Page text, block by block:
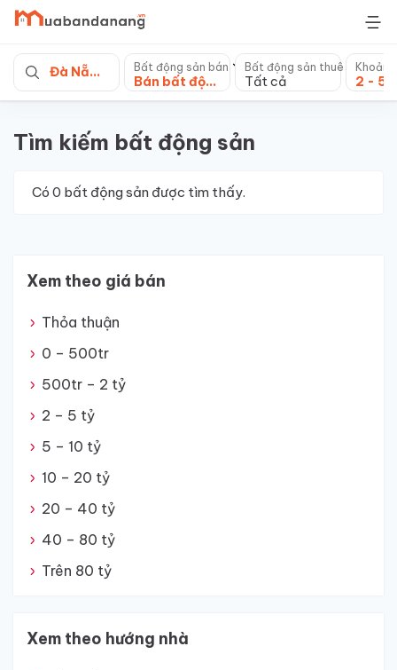
Skip
content
Đà Nẵng Bất động sản bán
Bán bất động sản khác
Bất động sản thuê
Tất cả 2 - 5
Tìm kiếm bất động sản
Có 0 bất động sản được tìm thấy.
Xem theo giá bán
Thỏa thuận
0 – 500tr
500tr – 2 tỷ
2 – 5 tỷ
5 – 10 tỷ
10 – 20 tỷ
20 – 40 tỷ
40 – 80 tỷ
Trên 80 tỷ
Xem theo hướng nhà